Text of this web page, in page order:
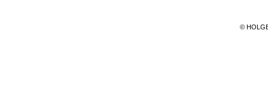
©